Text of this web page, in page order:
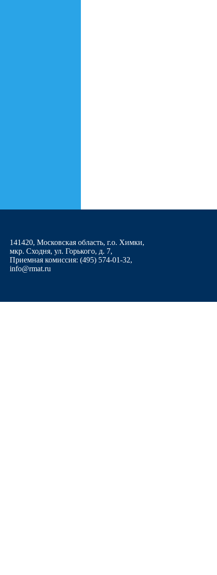
141420, Московская область, г.о. Химки,
мкр. Сходня, ул. Горького, д. 7,
Приемная комиссия: (495) 574-01-32,
info@rmat.ru